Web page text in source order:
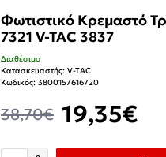
Φωτιστικό Κρεμαστό
7321 V-TAC 3837
19,35€
38,70€
Διαθέσιμο
Κατασκευαστής: V-TAC
Κωδικός: 3800157616720